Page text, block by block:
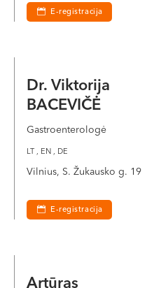
E-registracija
Dr. Viktorija
BACEVIČĖ
Gastroenterologė
LT , EN , DE
Vilnius, S. Žukausko g. 19
E-registracija
Artūras